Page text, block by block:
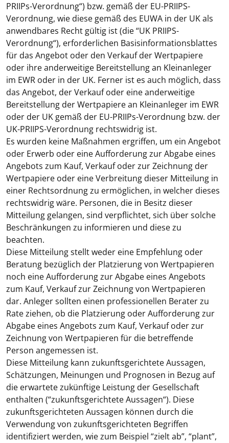
PRIIPs-Verordnung“) bzw. gemäß der EU-PRIIPS-
Verordnung, wie diese gemäß des EUWA in der UK als
anwendbares Recht gültig ist (die “UK PRIIPS-
Verordnung“), erforderlichen Basisinformationsblattes
für das Angebot oder den Verkauf der Wertpapiere
oder ihre anderweitige Bereitstellung an Kleinanleger
im EWR oder in der UK. Ferner ist es auch möglich, dass
das Angebot, der Verkauf oder eine anderweitige
Bereitstellung der Wertpapiere an Kleinanleger im EWR
oder der UK gemäß der EU-PRIIPs-Verordnung bzw. der
UK-PRIIPS-Verordnung rechtswidrig ist.
Es wurden keine Maßnahmen ergriffen, um ein Angebot
oder Erwerb oder eine Aufforderung zur Abgabe eines
Angebots zum Kauf, Verkauf oder zur Zeichnung der
Wertpapiere oder eine Verbreitung dieser Mitteilung in
einer Rechtsordnung zu ermöglichen, in welcher dieses
rechtswidrig wäre. Personen, die in Besitz dieser
Mitteilung gelangen, sind verpflichtet, sich über solche
Beschränkungen zu informieren und diese zu
beachten.
Diese Mitteilung stellt weder eine Empfehlung oder
Beratung bezüglich der Platzierung von Wertpapieren
noch eine Aufforderung zur Abgabe eines Angebots
zum Kauf, Verkauf zur Zeichnung von Wertpapieren
dar. Anleger sollten einen professionellen Berater zu
Rate ziehen, ob die Platzierung oder Aufforderung zur
Abgabe eines Angebots zum Kauf, Verkauf oder zur
Zeichnung von Wertpapieren für die betreffende
Person angemessen ist.
Diese Mitteilung kann zukunftsgerichtete Aussagen,
Schätzungen, Meinungen und Prognosen in Bezug auf
die erwartete zukünftige Leistung der Gesellschaft
enthalten (“zukunftsgerichtete Aussagen“). Diese
zukunftsgerichteten Aussagen können durch die
Verwendung von zukunftsgerichteten Begriffen
identifiziert werden, wie zum Beispiel “zielt ab”, “plant”,